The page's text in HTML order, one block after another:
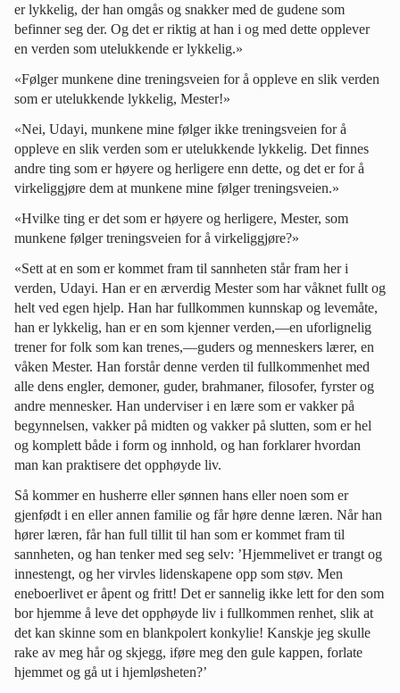
er lykkelig, der han omgås og snakker med de gudene som
befinner seg der. Og det er riktig at han i og med dette opplever
en verden som utelukkende er lykkelig.»
«Følger munkene dine treningsveien for å oppleve en slik verden
som er utelukkende lykkelig, Mester!»
«Nei, Udayi, munkene mine følger ikke treningsveien for å
oppleve en slik verden som er utelukkende lykkelig. Det finnes
andre ting som er høyere og herligere enn dette, og det er for å
virkeliggjøre dem at munkene mine følger treningsveien.»
«Hvilke ting er det som er høyere og herligere, Mester, som
munkene følger treningsveien for å virkeliggjøre?»
«Sett at en som er kommet fram til sannheten står fram her i
verden, Udayi. Han er en ærverdig Mester som har våknet fullt og
helt ved egen hjelp. Han har fullkommen kunnskap og levemåte,
han er lykkelig, han er en som kjenner verden,—en uforlignelig
trener for folk som kan trenes,—guders og menneskers lærer, en
våken Mester. Han forstår denne verden til fullkommenhet med
alle dens engler, demoner, guder, brahmaner, filosofer, fyrster og
andre mennesker. Han underviser i en lære som er vakker på
begynnelsen, vakker på midten og vakker på slutten, som er hel
og komplett både i form og innhold, og han forklarer hvordan
man kan praktisere det opphøyde liv.
Så kommer en husherre eller sønnen hans eller noen som er
gjenfødt i en eller annen familie og får høre denne læren. Når han
hører læren, får han full tillit til han som er kommet fram til
sannheten, og han tenker med seg selv: ’Hjemmelivet er trangt og
innestengt, og her virvles lidenskapene opp som støv. Men
eneboerlivet er åpent og fritt! Det er sannelig ikke lett for den som
bor hjemme å leve det opphøyde liv i fullkommen renhet, slik at
det kan skinne som en blankpolert konkylie! Kanskje jeg skulle
rake av meg hår og skjegg, iføre meg den gule kappen, forlate
hjemmet og gå ut i hjemløsheten?’